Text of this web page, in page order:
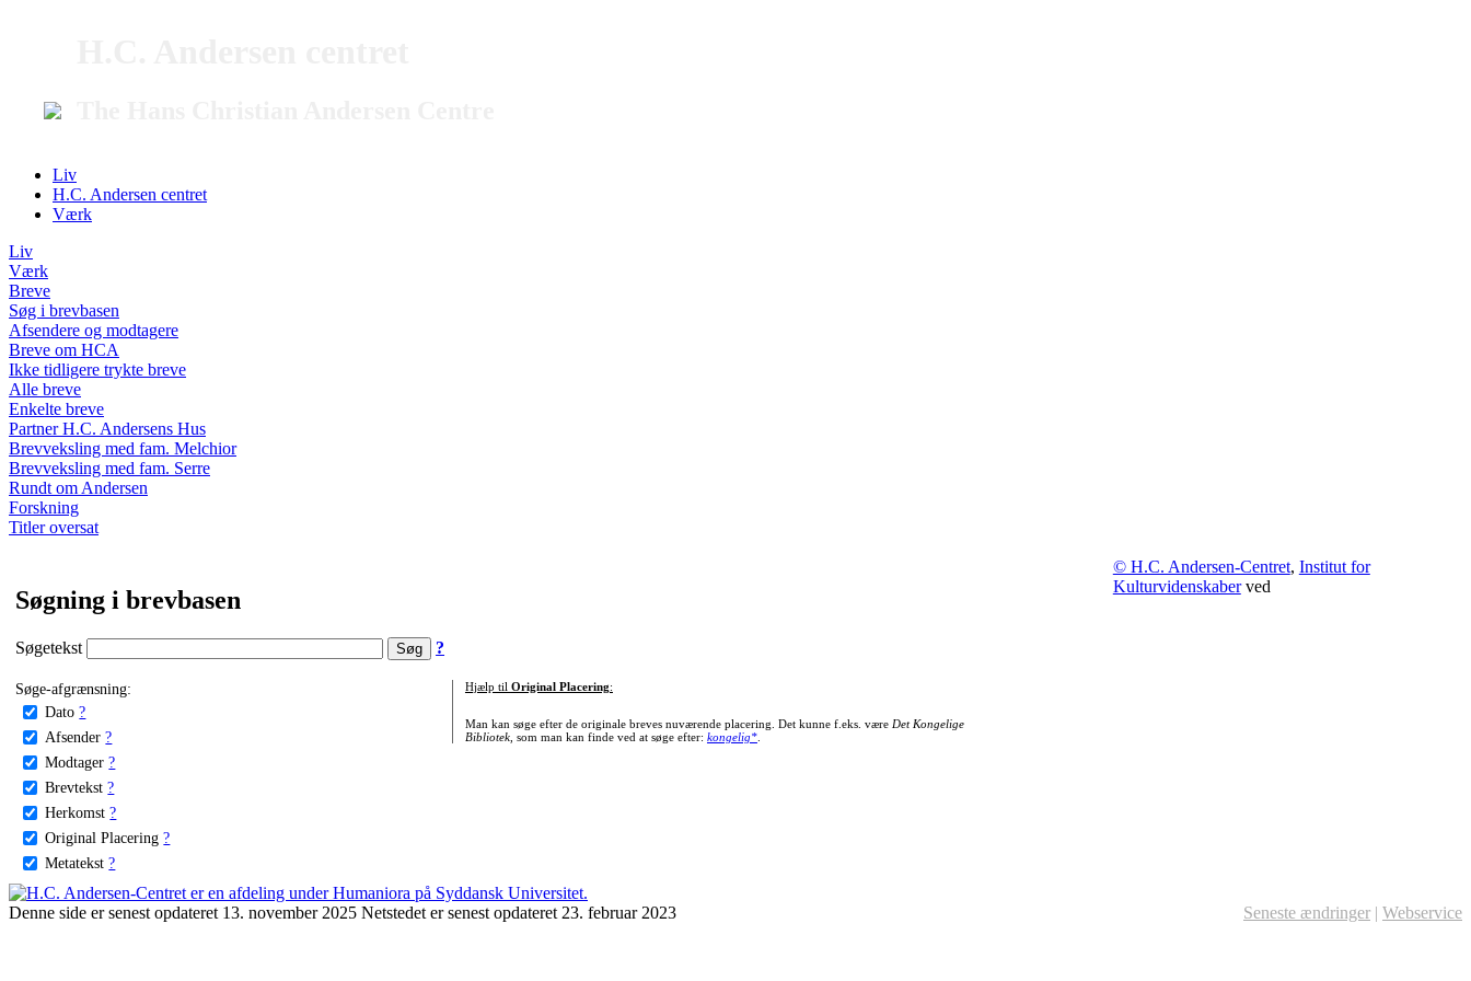
Liv
H.C. Andersen centret
Værk
Liv
Værk
Breve
Søg i brevbasen
Afsendere og modtagere
Breve om HCA
Ikke tidligere trykte breve
Alle breve
Enkelte breve
Partner H.C. Andersens Hus
Brevveksling med fam. Melchior
Brevveksling med fam. Serre
Rundt om Andersen
Forskning
Titler oversat
Søgning i brevbasen
Søgetekst ?
Søge-afgrænsning:
Dato ?
Afsender ?
Modtager ?
Brevtekst ?
Herkomst ?
Original Placering ?
Metatekst ?
Hjælp til Original Placering:
Man kan søge efter de originale breves nuværende placering. Det kunne f.eks. være Det Kongelige
Bibliotek, som man kan finde ved at søge efter: kongelig*.
© H.C. Andersen-Centret, Institut for
Kulturvidenskaberved
Denne side er senest opdateret 13. november 2025 Netstedet er senest opdateret 23. februar 2023 Seneste ændringer | Webservice